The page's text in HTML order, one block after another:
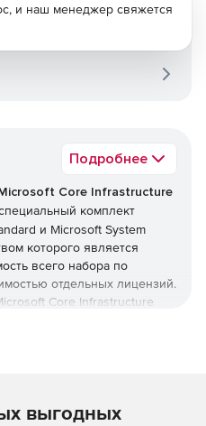
Подробнее
Core Infrastructure
комплект
и Microsoft System
которого является
всего набора по
отдельных лицензий.
Core Infrastructure
и наш менеджер свяжется
выгодных